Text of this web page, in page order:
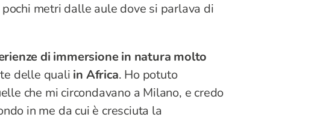
metri dalle aule dove si parlava di
di immersione in natura molto
delle quali in Africa. Ho potuto
che mi circondavano a Milano, e credo
in me da cui è cresciuta la